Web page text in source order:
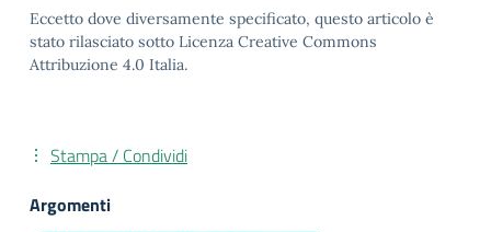
Eccetto dove diversamente specificato, questo articolo è
stato rilasciato sotto Licenza Creative Commons
Attribuzione 4.0 Italia.
Stampa / Condividi
Argomenti